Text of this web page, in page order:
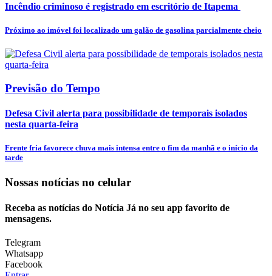
Incêndio criminoso é registrado em escritório de Itapema
Próximo ao imóvel foi localizado um galão de gasolina parcialmente cheio
Previsão do Tempo
Defesa Civil alerta para possibilidade de temporais isolados
nesta quarta-feira
Frente fria favorece chuva mais intensa entre o fim da manhã e o início da
tarde
Nossas notícias no celular
Receba as notícias do Notícia Já no seu app favorito de
mensagens.
Telegram
Whatsapp
Facebook